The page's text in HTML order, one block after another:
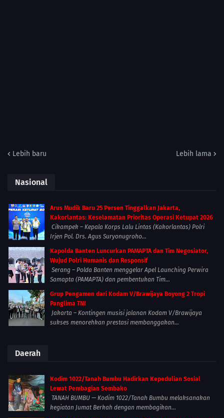
Lebih baru Lebih lama
Nasional
Arus Mudik Baru 25 Persen Tinggalkan Jakarta,
Kakorlantas: Keselamatan Prioritas Operasi Ketupat 2026
Cikampek – Kepala Korps Lalu Lintas (Kakorlantas) Polri
Irjen Pol. Drs. Agus Suryonugroho...
Kapolda Banten Luncurkan PAMAPTA dan Tim Negosiator,
Wujud Polri Humanis dan Responsif
Serang – Polda Banten menggelar Apel Launching Perwira
Samapta (PAMAPTA) dan pembentukan Tim...
Grup Pengamen dari Kodam V/Brawijaya Boyong 2 Tropi
Panglima TNI
Jakarta – Kontingen musisi jalanan Kodam V/Brawijaya
sukses menorehkan prestasi membanggakan...
Daerah
Kodim 1022/Tanah Bumbu Hadirkan Kepedulian Sosial
Lewat Pembagian Sembako
TANAH BUMBU — Kodim 1022/Tanah Bumbu melaksanakan
kegiatan Jumat Berkah dengan membagikan...